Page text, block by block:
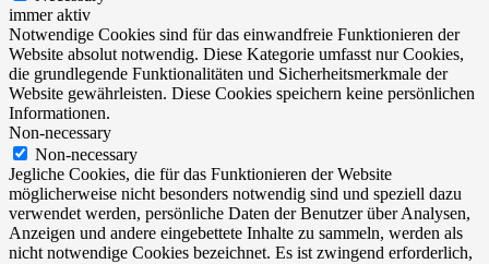
immer aktiv
Notwendige Cookies sind für das einwandfreie Funktionieren der
Website absolut notwendig. Diese Kategorie umfasst nur Cookies,
die grundlegende Funktionalitäten und Sicherheitsmerkmale der
Website gewährleisten. Diese Cookies speichern keine persönlichen
Informationen.
Non-necessary
Non-necessary
Jegliche Cookies, die für das Funktionieren der Website
möglicherweise nicht besonders notwendig sind und speziell dazu
verwendet werden, persönliche Daten der Benutzer über Analysen,
Anzeigen und andere eingebettete Inhalte zu sammeln, werden als
nicht notwendige Cookies bezeichnet. Es ist zwingend erforderlich,